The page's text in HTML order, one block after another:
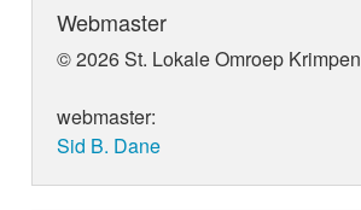
Webmaster
© 2026 St. Lokale Omroep Krimpen
webmaster:
Sid B. Dane